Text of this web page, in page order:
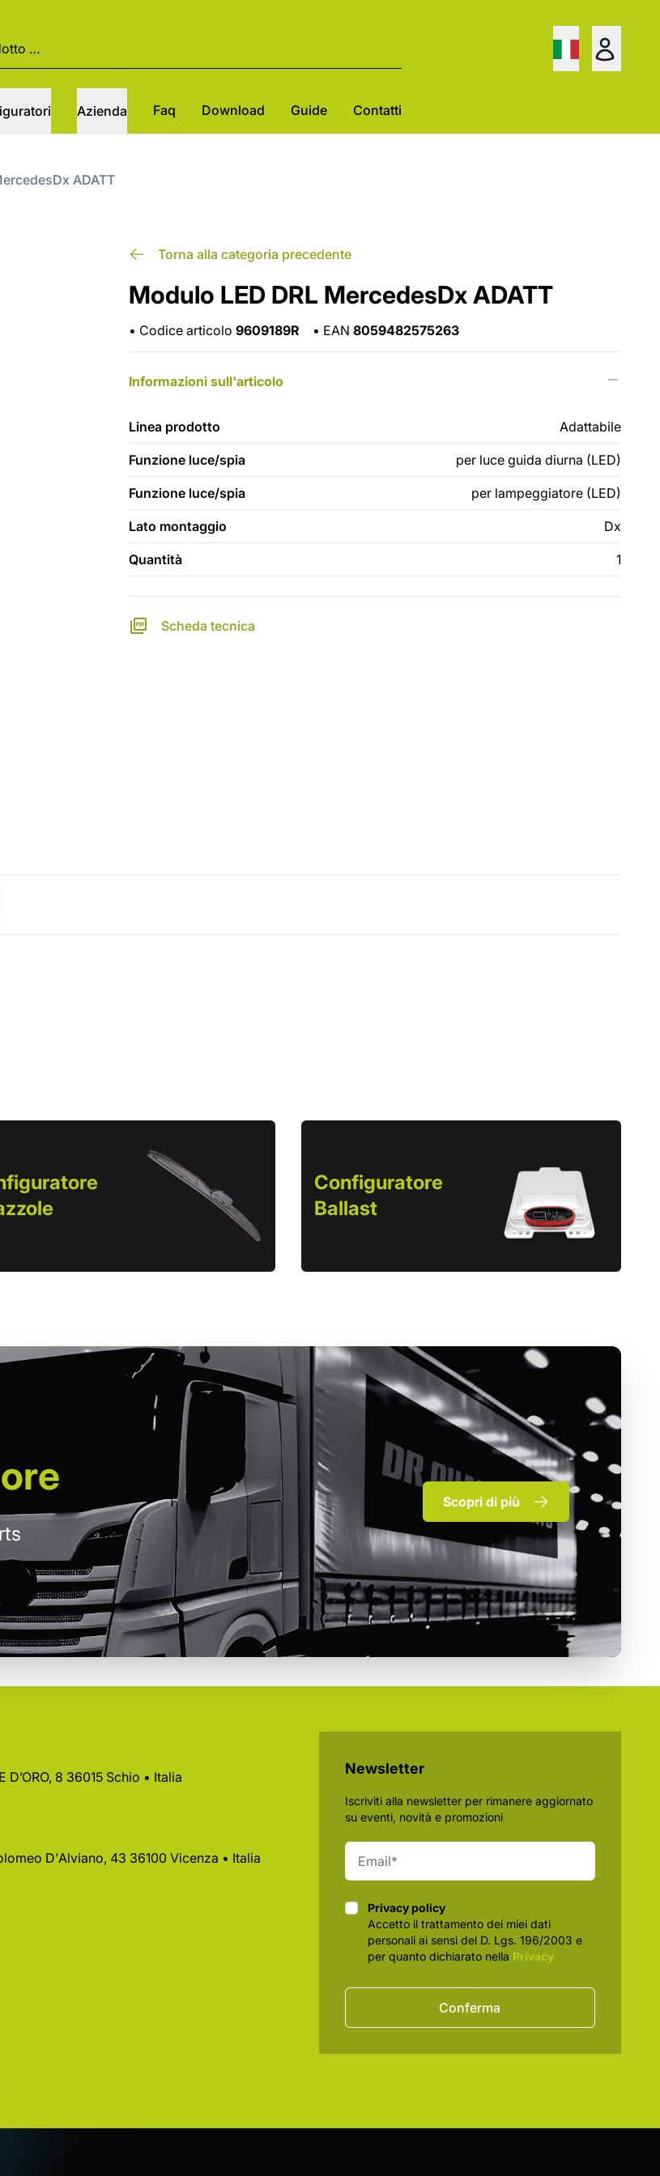
Azienda Faq Download Guide Contatti
ADATT
Torna alla categoria precedente
Modulo LED DRL MercedesDx ADATT
• Codice articolo 9609189R • EAN 8059482575263
Informazioni sull'articolo
Linea prodotto Adattabile
Funzione luce/spia per luce guida diurna (LED)
Funzione luce/spia per lampeggiatore (LED)
Lato montaggio Dx
Quantità 1
Scheda tecnica
Configuratore
Ballast
Scopri di più
8 36015 Schio • Italia
D'Alviano, 43 36100 Vicenza • Italia
Newsletter
Iscriviti alla newsletter per rimanere aggiornato
su eventi, novità e promozioni
Privacy policy
Privacy policy
Accetto il trattamento dei miei dati
personali ai sensi del D. Lgs. 196/2003 e
per quanto dichiarato nella Privacy
Conferma